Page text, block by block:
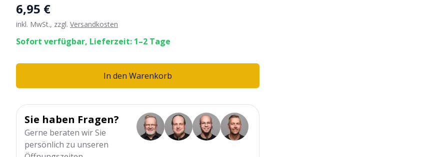
6,95 €
inkl. MwSt., zzgl. Versandkosten
Sofort verfügbar, Lieferzeit: 1–2 Tage
In den Warenkorb
Sie haben Fragen?
Gerne beraten wir Sie
persönlich zu unseren